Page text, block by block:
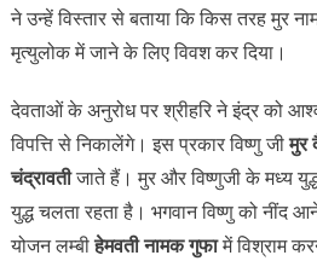
ने उन्हें विस्तार से बताया कि किस तरह मुर
मृत्युलोक में जाने के लिए विवश कर दिया।
देवताओं के अनुरोध पर श्रीहरि ने इंद्र को
विपत्ति से निकालेंगे। इस प्रकार विष्णु जीमुर
चंद्रावतीजाते हैं। मुर और विष्णुजी के मध्य
युद्ध चलता रहता है। भगवान विष्णु को नींद
योजन लम्बीहेमवती नामक गुफामें विश्राम